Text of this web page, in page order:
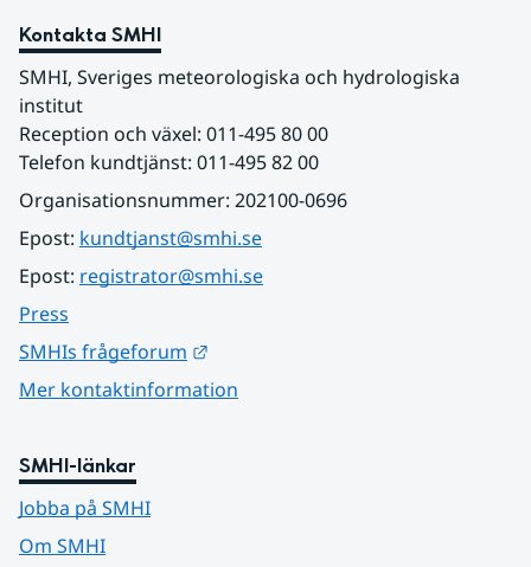
Kontakta SMHI
SMHI, Sveriges meteorologiska och hydrologiska
institut
Reception och växel: 011-495 80 00
Telefon kundtjänst: 011-495 82 00
Organisationsnummer: 202100-0696
Epost: kundtjanst@smhi.se
Epost: registrator@smhi.se
Press
SMHIs frågeforum
Mer kontaktinformation
SMHI-länkar
Jobba på SMHI
Om SMHI